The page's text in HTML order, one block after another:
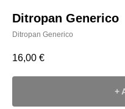
Ditropan Generico
Ditropan Generico
16,00 €
+